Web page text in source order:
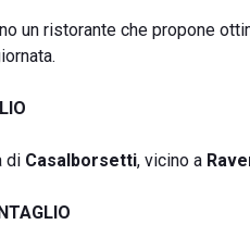
un ristorante che propone
di Casalborsetti, vicino a